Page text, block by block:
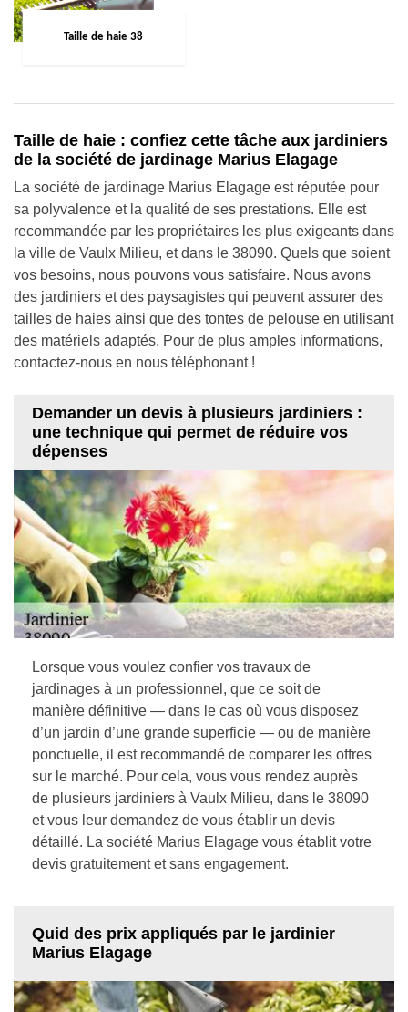
Taille de haie 38
Taille de haie : confiez cette tâche aux jardiniers
de la société de jardinage Marius Elagage
La société de jardinage Marius Elagage est réputée pour
sa polyvalence et la qualité de ses prestations. Elle est
recommandée par les propriétaires les plus exigeants dans
la ville de Vaulx Milieu, et dans le 38090. Quels que soient
vos besoins, nous pouvons vous satisfaire. Nous avons
des jardiniers et des paysagistes qui peuvent assurer des
tailles de haies ainsi que des tontes de pelouse en utilisant
des matériels adaptés. Pour de plus amples informations,
contactez-nous en nous téléphonant !
Demander un devis à plusieurs jardiniers :
une technique qui permet de réduire vos
dépenses
Lorsque vous voulez confier vos travaux de
jardinages à un professionnel, que ce soit de
manière définitive — dans le cas où vous disposez
d’un jardin d’une grande superficie — ou de manière
ponctuelle, il est recommandé de comparer les offres
sur le marché. Pour cela, vous vous rendez auprès
de plusieurs jardiniers à Vaulx Milieu, dans le 38090
et vous leur demandez de vous établir un devis
détaillé. La société Marius Elagage vous établit votre
devis gratuitement et sans engagement.
Quid des prix appliqués par le jardinier
Marius Elagage